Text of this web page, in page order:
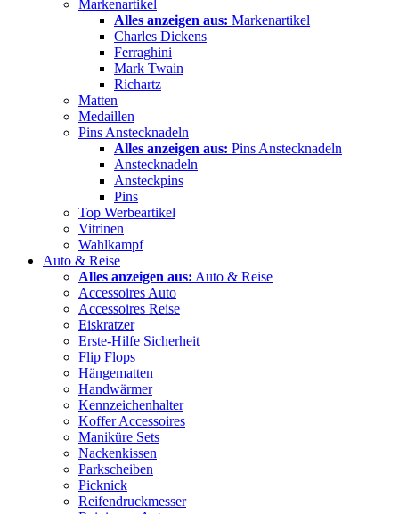
Markenartikel
Alles anzeigen aus: Markenartikel
Charles Dickens
Ferraghini
Mark Twain
Richartz
Matten
Medaillen
Pins Anstecknadeln
Alles anzeigen aus: Pins Anstecknadeln
Anstecknadeln
Ansteckpins
Pins
Top Werbeartikel
Vitrinen
Wahlkampf
Auto & Reise
Alles anzeigen aus: Auto & Reise
Accessoires Auto
Accessoires Reise
Eiskratzer
Erste-Hilfe Sicherheit
Flip Flops
Hängematten
Handwärmer
Kennzeichenhalter
Koffer Accessoires
Maniküre Sets
Nackenkissen
Parkscheiben
Picknick
Reifendruckmesser